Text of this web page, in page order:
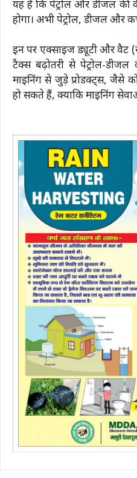
यह है कि पेट्रोल और डीजल की
होगा। अभी पेट्रोल, डीजल और
इन पर एक्साइज ड्यूटी और वैट
टैक्स बढ़ोतरी से पेट्रोल-डीजल
माइनिंग से जुड़े प्रोडक्ट्स, जैसे
हो सकते हैं, क्योंकि माइनिंग